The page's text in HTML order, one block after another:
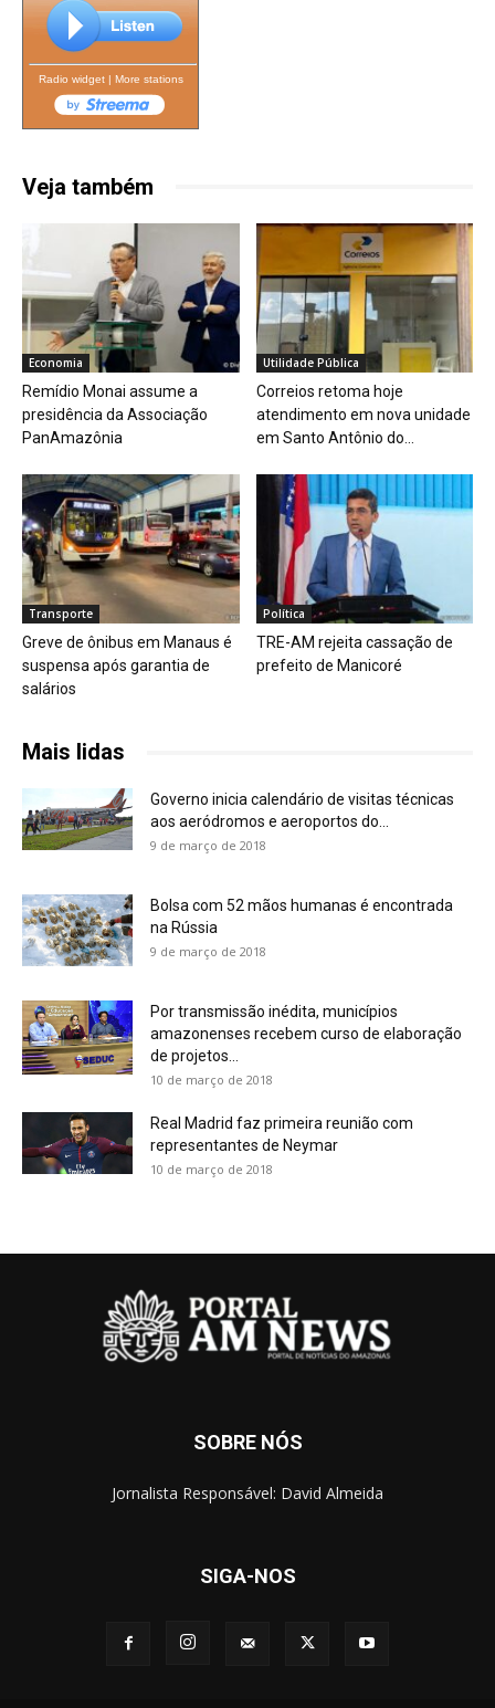
Radio widget| More stations
Veja também
Economia
Remídio Monai assume a
presidência da Associação
PanAmazônia
Utilidade Pública
Correios retoma hoje
atendimento em nova unidade
em Santo Antônio do...
Transporte
Greve de ônibus em Manaus é
suspensa após garantia de
salários
Política
TRE-AM rejeita cassação de
prefeito de Manicoré
Mais lidas
Governo inicia calendário de visitas técnicas
aos aeródromos e aeroportos do...
9 de março de 2018
Bolsa com 52 mãos humanas é encontrada
na Rússia
9 de março de 2018
Por transmissão inédita, municípios
amazonenses recebem curso de elaboração
de projetos...
10 de março de 2018
Real Madrid faz primeira reunião com
representantes de Neymar
10 de março de 2018
SOBRE NÓS
Jornalista Responsável: David Almeida
SIGA-NOS